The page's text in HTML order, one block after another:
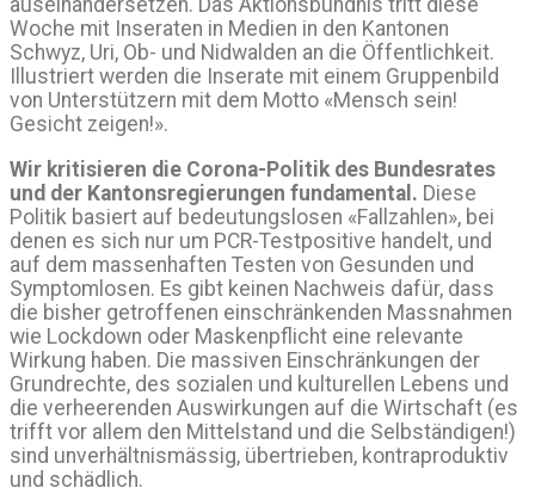
auseinandersetzen. Das Aktionsbündnis tritt diese
Woche mit Inseraten in Medien in den Kantonen
Schwyz, Uri, Ob- und Nidwalden an die Öffentlichkeit.
Illustriert werden die Inserate mit einem Gruppenbild
von Unterstützern mit dem Motto «Mensch sein!
Gesicht zeigen!».
Wir kritisieren die Corona-Politik des Bundesrates
und der Kantonsregierungen fundamental. Diese
Politik basiert auf bedeutungslosen «Fallzahlen», bei
denen es sich nur um PCR-Testpositive handelt, und
auf dem massenhaften Testen von Gesunden und
Symptomlosen. Es gibt keinen Nachweis dafür, dass
die bisher getroffenen einschränkenden Massnahmen
wie Lockdown oder Maskenpflicht eine relevante
Wirkung haben. Die massiven Einschränkungen der
Grundrechte, des sozialen und kulturellen Lebens und
die verheerenden Auswirkungen auf die Wirtschaft (es
trifft vor allem den Mittelstand und die Selbständigen!)
sind unverhältnismässig, übertrieben, kontraproduktiv
und schädlich.